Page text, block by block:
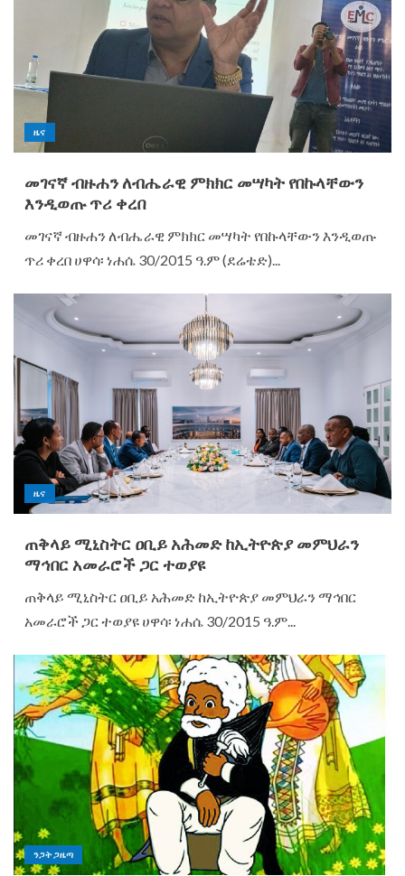
ዜና
መገናኛ ብዙሐን ለብሔራዊ ምክክር መሣካት የበኩላቸውን
እንዲወጡ ጥሪ ቀረበ
መገናኛ ብዙሐን ለብሔራዊ ምክክር መሣካት የበኩላቸውን እንዲወጡ
ጥሪ ቀረበ ሀዋሳ፡ ነሐሴ 30/2015 ዓ.ም (ደሬቴድ)...
ዜና
ጠቅላይ ሚኒስትር ዐቢይ አሕመድ ከኢትዮጵያ መምህራን
ማኅበር አመራሮች ጋር ተወያዩ
ጠቅላይ ሚኒስትር ዐቢይ አሕመድ ከኢትዮጵያ መምህራን ማኅበር
አመራሮች ጋር ተወያዩ ሀዋሳ፡ ነሐሴ 30/2015 ዓ.ም...
ንጋት ጋዜጣ